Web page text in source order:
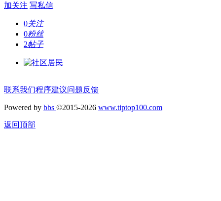
加关注 写私信
0关注
0粉丝
2帖子
联系我们程序建议问题反馈
Powered by bbs ©2015-2026 www.tiptop100.com
返回顶部